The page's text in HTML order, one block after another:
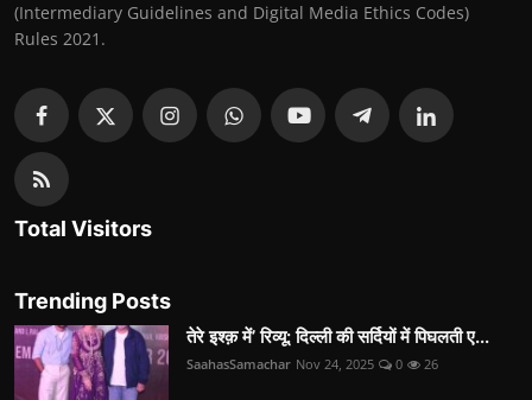
(Intermediary Guidelines and Digital Media Ethics Codes)
Rules 2021.
Total Visitors
Trending Posts
तेरे इश्क़ में’ रिव्यू: दिल्ली की सर्दियों में पिघलती ए...
SaahasSamachar Nov 24, 2025 0 26